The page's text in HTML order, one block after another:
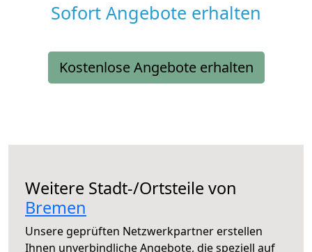
Sofort Angebote erhalten
Kostenlose Angebote erhalten
Weitere Stadt-/Ortsteile von
Bremen
Unsere geprüften Netzwerkpartner erstellen
Ihnen unverbindliche Angebote, die speziell auf